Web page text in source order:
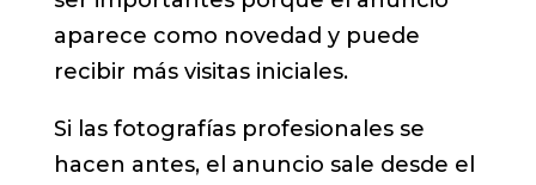
aparece como novedad y puede
recibir más visitas iniciales.
Si las fotografías profesionales se
hacen antes, el anuncio sale desde el